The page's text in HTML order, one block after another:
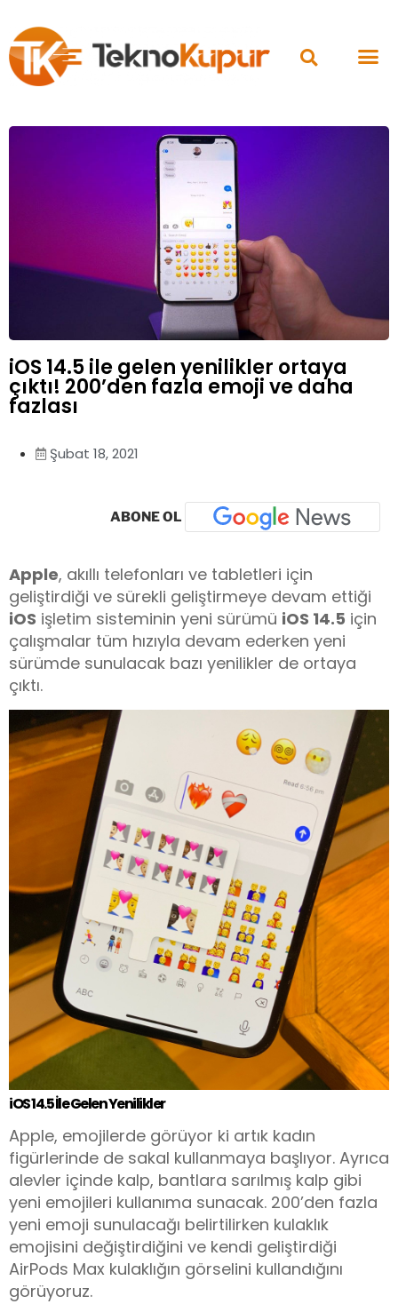
iOS 14.5 ile gelen yenilikler ortaya
çıktı! 200’den fazla emoji ve daha
fazlası
Şubat 18, 2021
ABONE OL
Apple, akıllı telefonları ve tabletleri için
geliştirdiği ve sürekli geliştirmeye devam ettiği
iOS işletim sisteminin yeni sürümü iOS 14.5 için
çalışmalar tüm hızıyla devam ederken yeni
sürümde sunulacak bazı yenilikler de ortaya
çıktı.
iOS 14.5 İle Gelen Yenilikler
Apple, emojilerde görüyor ki artık kadın
figürlerinde de sakal kullanmaya başlıyor. Ayrıca
alevler içinde kalp, bantlara sarılmış kalp gibi
yeni emojileri kullanıma sunacak. 200’den fazla
yeni emoji sunulacağı belirtilirken kulaklık
emojisini değiştirdiğini ve kendi geliştirdiği
AirPods Max kulaklığın görselini kullandığını
görüyoruz.